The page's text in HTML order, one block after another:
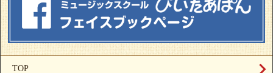
TOP